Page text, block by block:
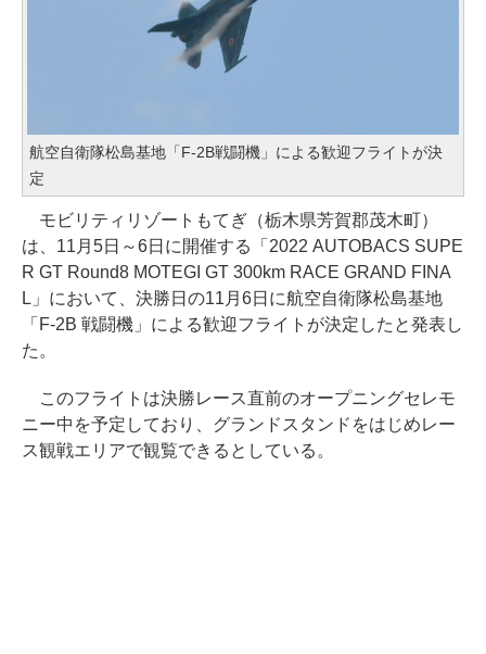
航空自衛隊松島基地「F-2B戦闘機」による歓迎フライトが決
定
モビリティリゾートもてぎ（栃木県芳賀郡茂木町）
は、11月5日～6日に開催する「2022 AUTOBACS SUPE
R GT Round8 MOTEGI GT 300km RACE GRAND FINA
L」において、決勝日の11月6日に航空自衛隊松島基地
「F-2B 戦闘機」による歓迎フライトが決定したと発表し
た。
このフライトは決勝レース直前のオープニングセレモ
ニー中を予定しており、グランドスタンドをはじめレー
ス観戦エリアで観覧できるとしている。